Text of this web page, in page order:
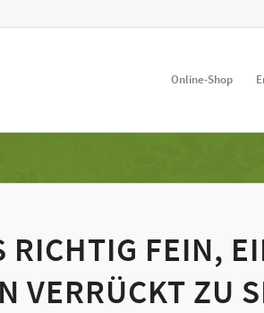
Online-Shop
RICHTIG FEIN,
VERRÜCKT ZU